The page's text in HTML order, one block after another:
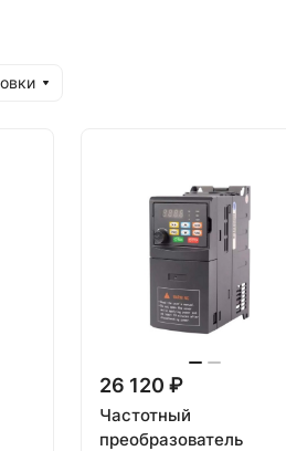
26 120 ₽
Частотный
преобразователь